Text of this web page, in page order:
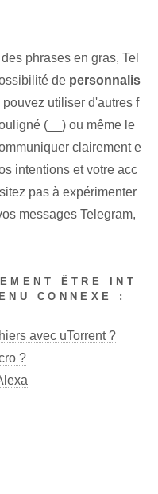
phrases en gras, Tel
de personnalis
pouvez utiliser d'autres f
(__) ou même le
clairement e
intentions et votre acc
pas à expérimenter
messages Telegram,
ÊTRE INT
CONNEXE :
avec uTorrent ?
?